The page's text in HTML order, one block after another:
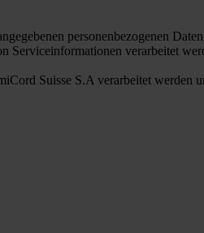
personenbezogenen
Serviceinformationen verarbeitet
Suisse S.A verarbeitet